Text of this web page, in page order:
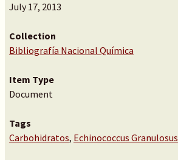
July 17, 2013
Collection
Bibliografía Nacional Química
Item Type
Document
Tags
Carbohidratos, Echinococcus Granulosus